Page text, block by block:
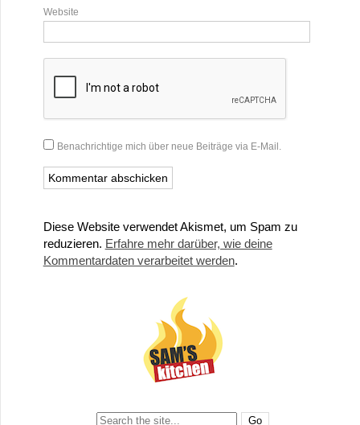
Website
Benachrichtige mich über neue Beiträge via E-Mail.
Diese Website verwendet Akismet, um Spam zu
reduzieren. Erfahre mehr darüber, wie deine
Kommentardaten verarbeitet werden.
Search: